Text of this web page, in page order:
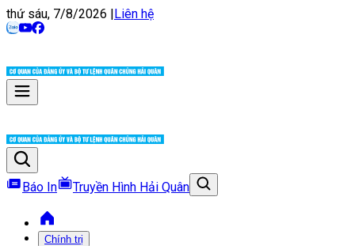
thứ sáu, 7/8/2026 |Liên hệ
Báo In Truyền Hình Hải Quân
Chính trị